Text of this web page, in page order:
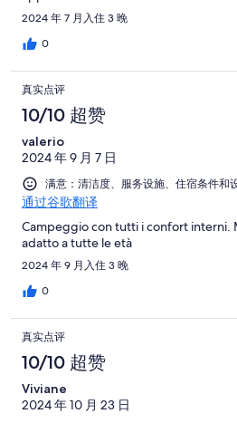
2024 年 7 月入住 3 晚
0
真实点评
10/10 超赞
valerio
2024 年 9 月 7 日
满意：清洁度、服务设施、住宿条件和
通过谷歌翻译
Campeggio con tutti i confort interni.
adatto a tutte le età
2024 年 9 月入住 3 晚
0
真实点评
10/10 超赞
Viviane
2024 年 10 月 23 日